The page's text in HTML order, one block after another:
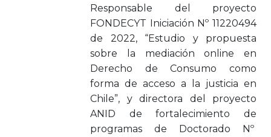
Responsable del proyecto
FONDECYT Iniciación Nº 11220494
de 2022, “Estudio y propuesta
sobre la mediación online en
Derecho de Consumo como
forma de acceso a la justicia en
Chile”, y directora del proyecto
ANID de fortalecimiento de
programas de Doctorado Nº